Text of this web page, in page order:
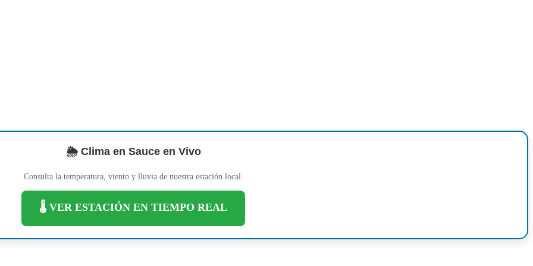
🌦️ Clima en Sauce en Vivo
Consulta la temperatura, viento y lluvia de nuestra estación local.
🌡️ VER ESTACIÓN EN TIEMPO REAL